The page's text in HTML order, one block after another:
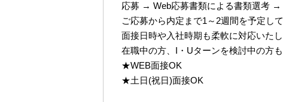
応募 → Web応募書類による書類選考
ご応募から内定まで1～2週間を予定して
面接日時や入社時期も柔軟に対応いたし
在職中の方、I・Uターンを検討中の方
★WEB面接OK
★土日(祝日)面接OK